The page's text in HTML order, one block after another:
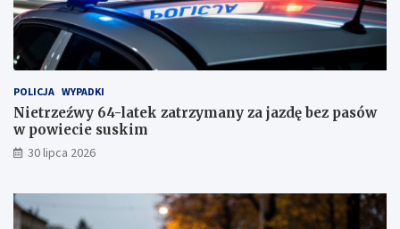
k
i
!
POLICJA WYPADKI
Nietrzeźwy 64-latek zatrzymany za jazdę bez pasów
w powiecie suskim
30 lipca 2026